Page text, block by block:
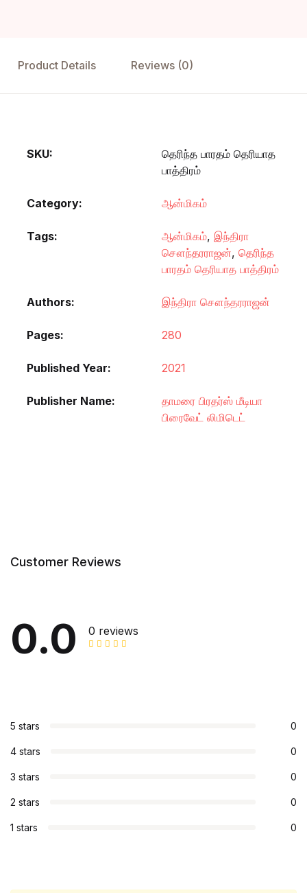
Product Details Reviews (0)
SKU:
தெரிந்த பாரதம் தெரியாத
பாத்திரம்
Category: ஆன்மிகம்
Tags: ஆன்மிகம், இந்திரா
சௌந்தரராஜன், தெரிந்த
பாரதம் தெரியாத பாத்திரம்
Authors இந்திரா சௌந்தரராஜன்
Pages 280
Published Year 2021
Publisher Name
தாமரை பிரதர்ஸ் மீடியா
பிரைவேட் லிமிடெட்
Customer Reviews
0.0 0 reviews
5 stars 0
4 stars 0
3 stars 0
2 stars 0
1 stars 0